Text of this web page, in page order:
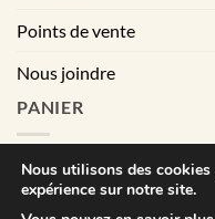
Points de vente
Nous joindre
PANIER
Conditions générales de vente
Nous utilisons des
expérience sur notre site.